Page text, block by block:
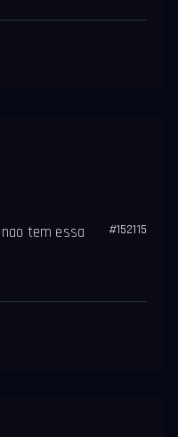
#152115
tem essa